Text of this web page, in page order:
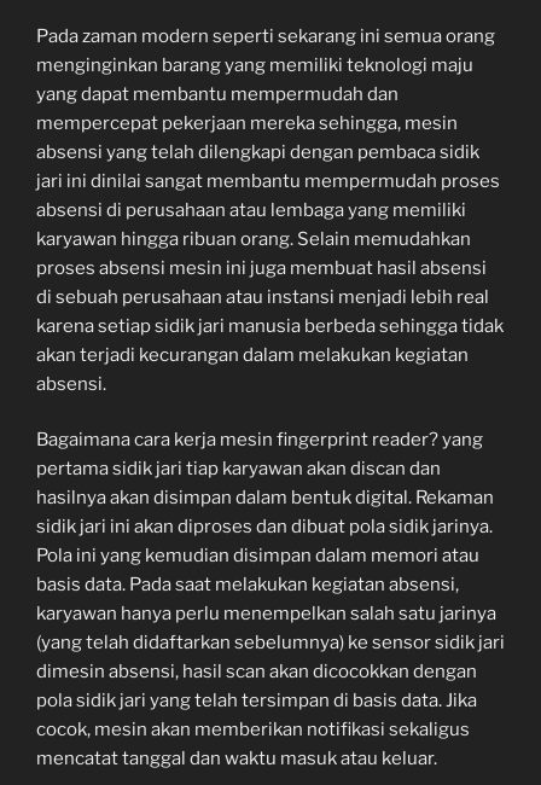
Pada zaman modern seperti sekarang ini semua orang
menginginkan barang yang memiliki teknologi maju
yang dapat membantu mempermudah dan
mempercepat pekerjaan mereka sehingga, mesin
absensi yang telah dilengkapi dengan pembaca sidik
jari ini dinilai sangat membantu mempermudah proses
absensi di perusahaan atau lembaga yang memiliki
karyawan hingga ribuan orang. Selain memudahkan
proses absensi mesin ini juga membuat hasil absensi
di sebuah perusahaan atau instansi menjadi lebih real
karena setiap sidik jari manusia berbeda sehingga tidak
akan terjadi kecurangan dalam melakukan kegiatan
absensi.
Bagaimana cara kerja mesin fingerprint reader? yang
pertama sidik jari tiap karyawan akan discan dan
hasilnya akan disimpan dalam bentuk digital. Rekaman
sidik jari ini akan diproses dan dibuat pola sidik jarinya.
Pola ini yang kemudian disimpan dalam memori atau
basis data. Pada saat melakukan kegiatan absensi,
karyawan hanya perlu menempelkan salah satu jarinya
(yang telah didaftarkan sebelumnya) ke sensor sidik jari
dimesin absensi, hasil scan akan dicocokkan dengan
pola sidik jari yang telah tersimpan di basis data. Jika
cocok, mesin akan memberikan notifikasi sekaligus
mencatat tanggal dan waktu masuk atau keluar.